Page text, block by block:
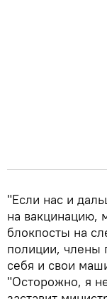
"Если нас и
на вакцинацию,
блокпосты на
полиции, члены
себя и свои
"Осторожно, я